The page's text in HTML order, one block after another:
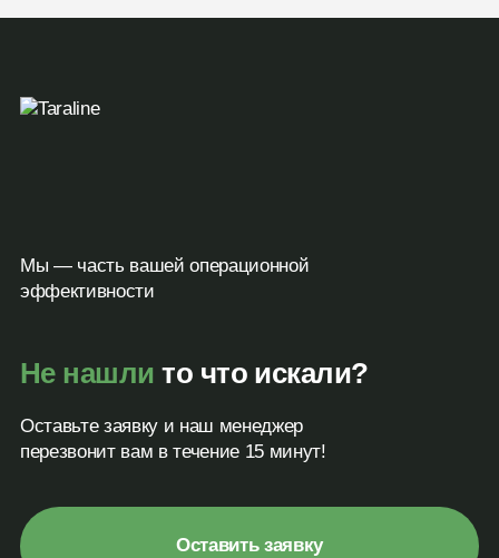
Мы — часть вашей операционной
эффективности
Не нашли то что искали?
Оставьте заявку и наш менеджер
перезвонит вам в течение 15 минут!
Оставить заявку